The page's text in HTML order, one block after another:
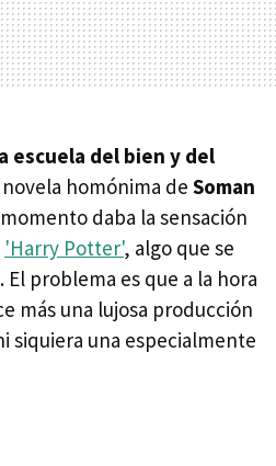
escuela del bien y del
homónima de Soman
daba la sensación
'Harry Potter', algo que se
problema es que a la hora
más una lujosa producción
siquiera una especialmente